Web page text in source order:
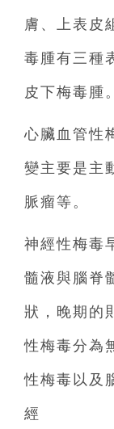
膚、上表皮
毒腫有三種
皮下梅毒腫。
心臟血管性
變主要是主
脈瘤等。
神經性梅毒
髓液與腦脊
狀，晚期的
性梅毒分為
性梅毒以及
經